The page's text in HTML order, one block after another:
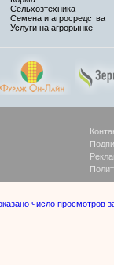
Сельхозтехника
Семена и агросредства
Услуги на агрорынке